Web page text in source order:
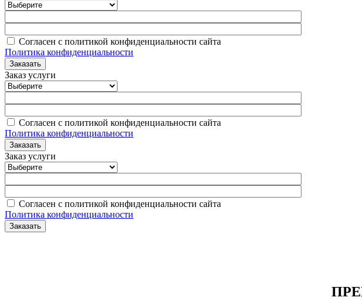
Согласен с политикой конфиденциальности сайта
Политика конфиденциальности
Заказ услуги
Согласен с политикой конфиденциальности сайта
Политика конфиденциальности
Заказ услуги
Согласен с политикой конфиденциальности сайта
Политика конфиденциальности